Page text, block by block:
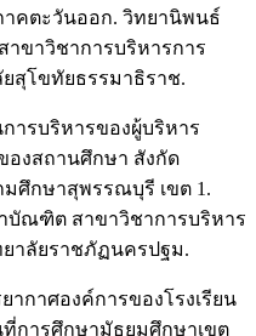
าคตะวันออก. วิทยานิพนธ์
ขาวิชาการบริหารการ
สุโขทัยธรรมาธิราช.
ารบริหารของผู้บริหาร
องสถานศึกษา สังกัด
ศึกษาสุพรรณบุรี เขต 1.
ณฑิต สาขาวิชาการบริหาร
าลัยราชภัฏนครปฐม.
ากาศองค์การของโรงเรียน
การศึกษามัธยมศึกษาเขต